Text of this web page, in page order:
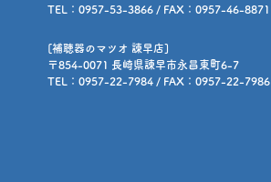
TEL：0957-53-3866 / FAX：0957-46-8871
[補聴器のマツオ 諫早店]
〒854-0071 長崎県諫早市永昌東町6-7
TEL：0957-22-7984 / FAX：0957-22-7986